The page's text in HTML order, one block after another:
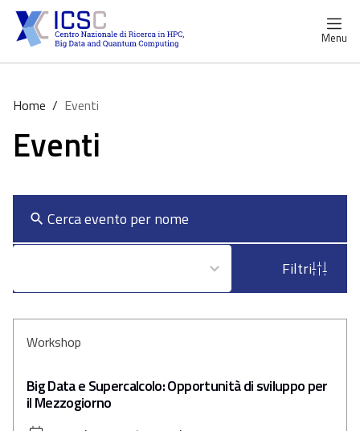
Menu
Home / Eventi
Eventi
2
available
Filtri
Workshop
Big Data e Supercalcolo: Opportunità di sviluppo per
il Mezzogiorno